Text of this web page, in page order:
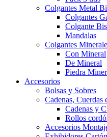
Colgantes Metal
Colgantes
Colgante
Mandalas
Colgantes
Con Mineral
De Mineral
Piedra
Accesorios
Bolsas y Sobres
Cadenas, Cuerdas
Cadenas y
Rollos
Accesorios